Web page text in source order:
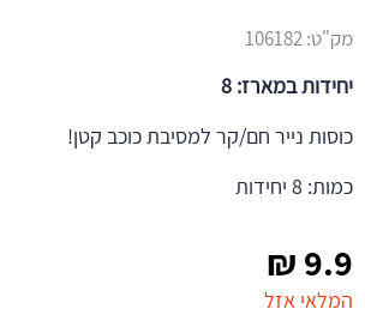
9.9
₪
המלאי אזל
מק"ט:106182
יחידות במארז: 8
כוסות נייר חם/קר למסיבת כוכב קטן!
כמות: 8 יחידות